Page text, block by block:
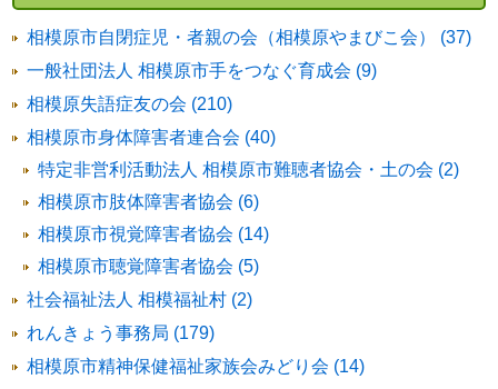
相模原市自閉症児・者親の会（相模原やまびこ会） (37)
一般社団法人 相模原市手をつなぐ育成会 (9)
相模原失語症友の会 (210)
相模原市身体障害者連合会 (40)
特定非営利活動法人 相模原市難聴者協会・土の会 (2)
相模原市肢体障害者協会 (6)
相模原市視覚障害者協会 (14)
相模原市聴覚障害者協会 (5)
社会福祉法人 相模福祉村 (2)
れんきょう事務局 (179)
相模原市精神保健福祉家族会みどり会 (14)